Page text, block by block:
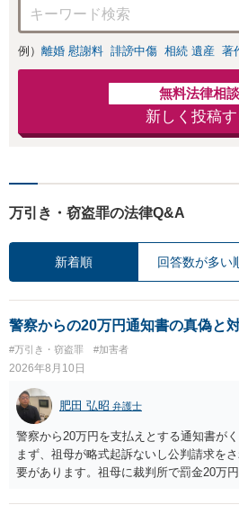
例） 離婚 慰謝料 誹謗中傷 相続 遺産 著
無料法律相談
新しく投稿す
万引き・窃盗罪の法律Q&A
新着順 回答数が多い
警察からの20万円通知書の真偽と
#万引き・窃盗罪 #加害者
2026年8月10日
肥田 弘昭 弁護士
警察から20万円を支払えとする通知書が
まず、祖母が略式起訴ないし公判請求を
要があります。祖母に裁判所で罰金20万
「検察庁」です。まずは振込はせずに、